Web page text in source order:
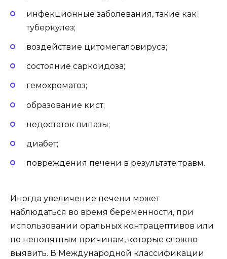
инфекционные заболевания, такие как
туберкулез;
воздействие цитомегаловируса;
состояние саркоидоза;
гемохроматоз;
образование кист;
недостаток липазы;
диабет;
повреждения печени в результате травм.
Иногда увеличение печени может
наблюдаться во время беременности, при
использовании оральных контрацептивов или
по непонятным причинам, которые сложно
выявить. В Международной классификации